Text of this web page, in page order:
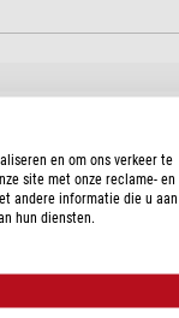
en om ons verkeer te
site met onze reclame- en
andere informatie die u aan
hun diensten.